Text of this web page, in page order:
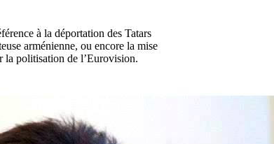
à la déportation des Tatars
arménienne, ou encore la mise
la politisation de l’Eurovision.